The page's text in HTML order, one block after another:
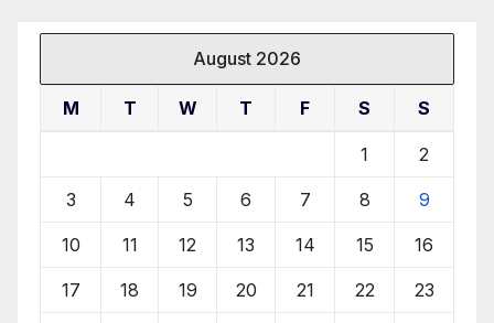
August 2026
M T W T F S S
1 2
3 4 5 6 7 8 9
10 11 12 13 14 15 16
17 18 19 20 21 22 23